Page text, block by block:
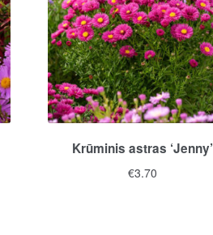
Krūminis astras ‘Jenny’
€3.70